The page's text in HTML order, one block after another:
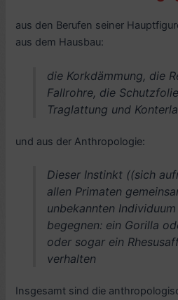
aus den Berufen seiner
aus dem Hausbau:
die Korkdämmung, die
Fallrohre, die
Traglattung und
und aus der Anthropologie:
Dieser Instinkt ((sich
allen Primaten
unbekannten
begegnen: ein Gorilla
oder sogar ein
verhalten
Insgesamt sind die